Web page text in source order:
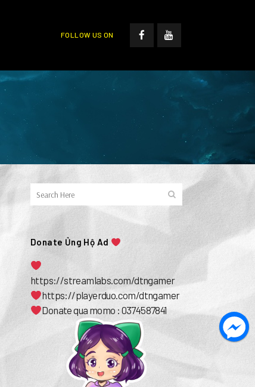
FOLLOW US ON
Donate Ủng Hộ Ad
https://streamlabs.com/dtngamer
https://playerduo.com/dtngamer
Donate qua momo : 0374587841